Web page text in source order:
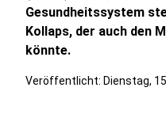
Gesundheitssystem
Kollaps, der auch den
könnte.
Veröffentlicht: Dienstag,